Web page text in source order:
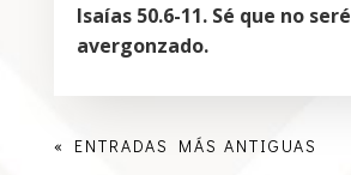
Isaías 50.6-11. Sé que no seré
avergonzado.
« ENTRADAS MÁS ANTIGUAS